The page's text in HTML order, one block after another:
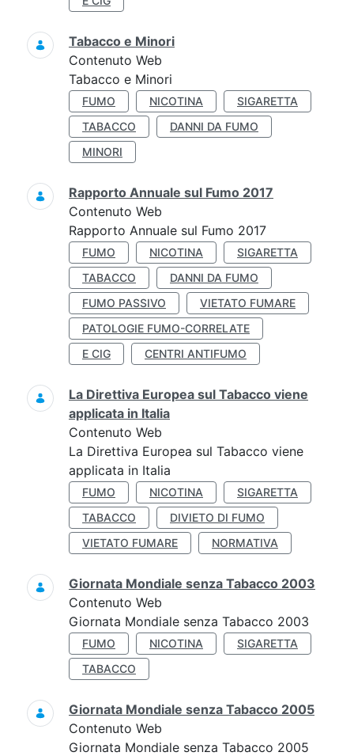
Tabacco e Minori
Contenuto Web
Tabacco e Minori
FUMO NICOTINA
SIGARETTA
TABACCO
DANNI DA FUMO
MINORI
Rapporto Annuale sul Fumo 2017
Contenuto Web
Rapporto Annuale sul Fumo 2017
FUMO NICOTINA
SIGARETTA
TABACCO
DANNI DA FUMO
FUMO PASSIVO
VIETATO FUMARE
PATOLOGIE FUMO-CORRELATE
E CIG
CENTRI ANTIFUMO
La Direttiva Europea sul Tabacco viene
applicata in Italia
Contenuto Web
La Direttiva Europea sul Tabacco viene
applicata in Italia
FUMO NICOTINA
SIGARETTA
TABACCO
DIVIETO DI FUMO
VIETATO FUMARE
NORMATIVA
Giornata Mondiale senza Tabacco 2003
Contenuto Web
Giornata Mondiale senza Tabacco 2003
FUMO NICOTINA
SIGARETTA
TABACCO
Giornata Mondiale senza Tabacco 2005
Contenuto Web
Giornata Mondiale senza Tabacco 2005